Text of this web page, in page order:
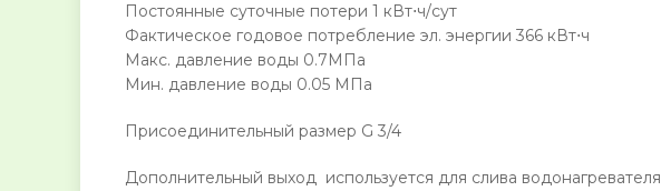
Постоянные суточные потери 1 кВт⋅ч/сут
Фактическое годовое потребление эл. энергии 366 кВт⋅ч
Макс. давление воды 0.7МПа
Мин. давление воды 0.05 МПа
Присоединительный размер G 3/4
Дополнительный выход используется для слива водонагревателя